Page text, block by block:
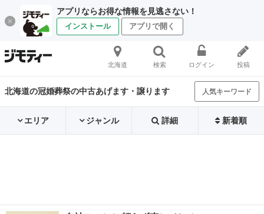
アプリならお得な情報を見逃さない！
インストール アプリで開く
北海道 検索 ログイン 投稿
北海道の冠婚葬祭の中古あげます・譲ります 人気キーワード
エリア ジャンル 詳細 新着順